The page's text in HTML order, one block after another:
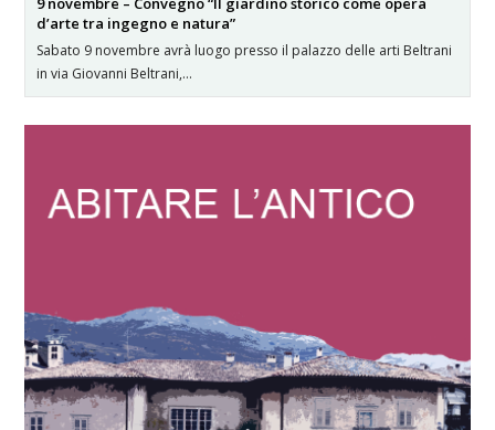
d’arte tra ingegno e natura”
Sabato 9 novembre avrà luogo presso il palazzo delle arti Beltrani
in via Giovanni Beltrani,…